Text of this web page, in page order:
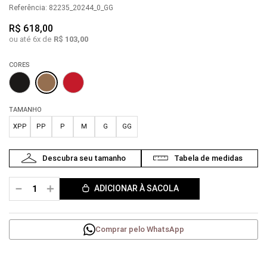
Referência: 82235_20244_0_GG
R$ 618,00
ou até 6x de R$ 103,00
CORES
TAMANHO
PP P M G GG
XPP
＋
－ ADICIONAR À SACOLA
Comprar pelo WhatsApp